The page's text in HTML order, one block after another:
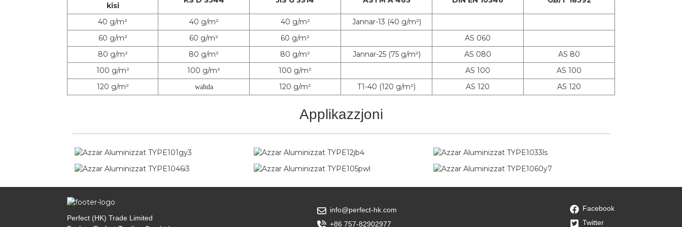
kisi
40 g/m² 40 g/m² 40 g/m²
Jannar-13 (40 g/m²)
60 g/m²
60 g/m² 60 g/m²
AS 060
80 g/m²
80 g/m² 80 g/m² Jannar-25 (75 g/m²) AS 080
AS 80
100 g/m²
100 g/m² 100 g/m² AS 100
AS 100
120 g/m²
waħda 120 g/m² T1-40 (120 g/m²) AS 120 AS 120
Applikazzjoni
Perfect (HK) Trade Limited
info@perfect-hk.com
+86 757-82902977
Facebook
Twitter